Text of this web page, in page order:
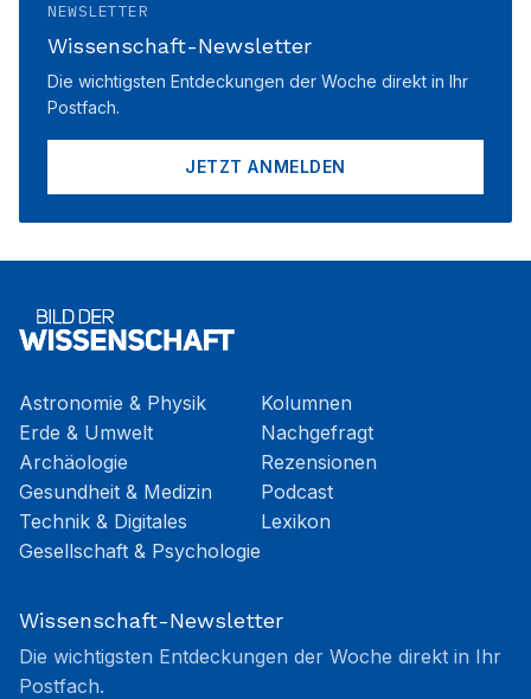
NEWSLETTER
Wissenschaft-Newsletter
Die wichtigsten Entdeckungen der Woche direkt in Ihr
Postfach.
JETZT ANMELDEN
Astronomie & Physik
Erde & Umwelt
Archäologie
Gesundheit & Medizin
Technik & Digitales
Gesellschaft & Psychologie
Kolumnen
Nachgefragt
Rezensionen
Podcast
Lexikon
Wissenschaft-Newsletter
Die wichtigsten Entdeckungen der Woche direkt in Ihr
Postfach.